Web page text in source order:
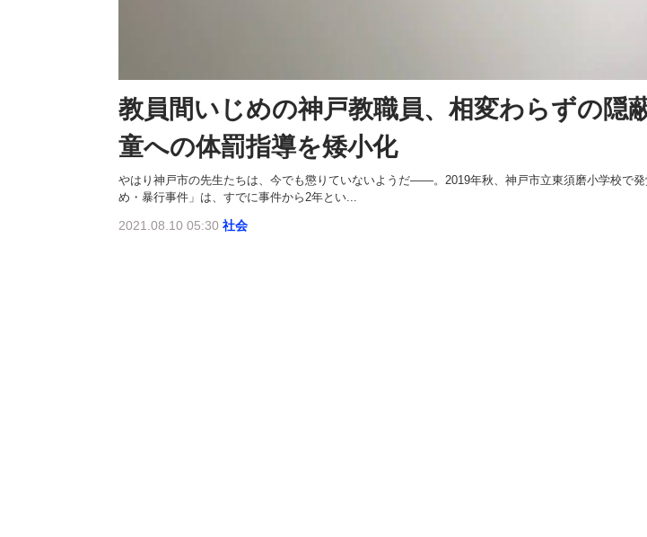
教員間いじめの神戸教職員、相変わらずの隠
童への体罰指導を矮小化
やはり神戸市の先生たちは、今でも懲りていないようだ――。2019年秋、神戸市立東須磨小学校で発
め・暴行事件」は、すでに事件から2年とい...
2021.08.10 05:30 社会